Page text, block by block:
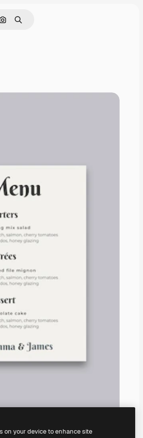
Pesquisar por imagem
Buscar
on your device to enhance site